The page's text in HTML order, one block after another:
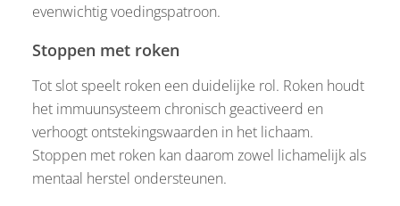
evenwichtig voedingspatroon.
Stoppen met roken
Tot slot speelt roken een duidelijke rol. Roken houdt
het immuunsysteem chronisch geactiveerd en
verhoogt ontstekingswaarden in het lichaam.
Stoppen met roken kan daarom zowel lichamelijk als
mentaal herstel ondersteunen.